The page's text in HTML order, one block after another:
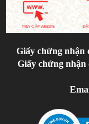
Giấy chứng nhận
Giấy chứng